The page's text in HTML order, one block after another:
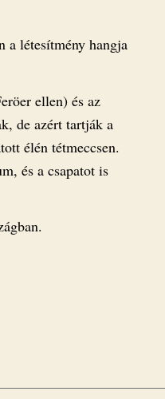
a létesítmény hangja
ellen) és az
de azért tartják a
élén tétmeccsen.
és a csapatot is